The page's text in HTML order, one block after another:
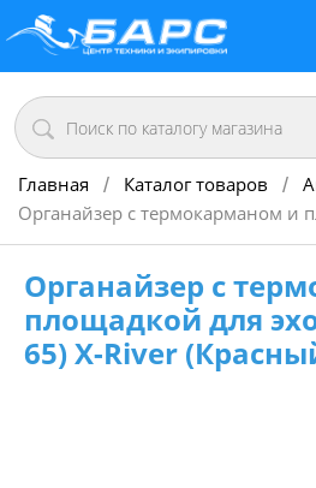
Главная / Каталог товаров /
Органайзер с термокарманом и
Органайзер с
площадкой для
65) X-River